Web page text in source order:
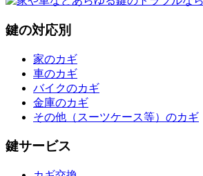
鍵の対応別
家のカギ
車のカギ
バイクのカギ
金庫のカギ
その他（スーツケース等）のカギ
鍵サービス